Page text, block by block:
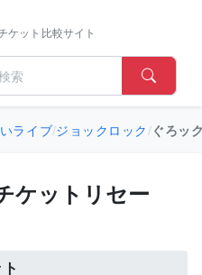
ケット比較サイト
ライブ/ジョックロック/ ぐろッ
ケットリセー